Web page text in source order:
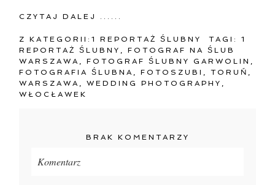
CZYTAJ DALEJ ......
Z KATEGORII:1 REPORTAŻ ŚLUBNY TAGI:1
REPORTAŻ ŚLUBNY
,FOTOGRAF NA ŚLUB
WARSZAWA
,FOTOGRAF ŚLUBNY GARWOLIN
FOTOGRAFIA ŚLUBNA
,FOTOSZUBI ,TORUŃ
WARSZAWA
,WEDDING PHOTOGRAPHY
WŁOCŁAWEK
BRAK KOMENTARZY
Komentarz